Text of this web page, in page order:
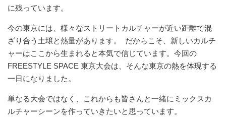
に残っています。
今の東京には、様々なストリートカルチャーが近い距離で混
ざり合う土壌と熱量があります。 だからこそ、新しいカルチ
ャーはここから生まれると本気で信じています。今回の
FREESTYLE SPACE 東京大会は、そんな東京の熱を体現する
一日になりました。
単なる大会ではなく、これからも皆さんと一緒にミックスカ
ルチャーシーンを作っていきたいと思っています。